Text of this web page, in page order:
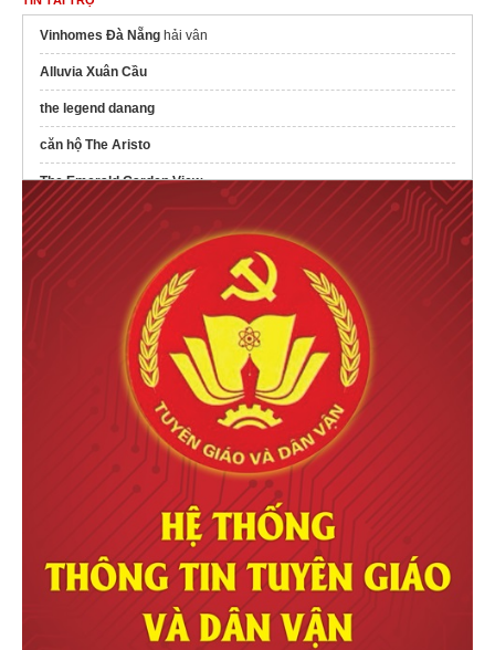
Vinhomes Đà Nẵng hải vân
Alluvia Xuân Cầu
the legend danang
căn hộ The Aristo
The Emerald Garden View
northhanoismartcity.com.vn/
Dự án The Emerald River Park
Vị trí dự án Quậy Complexở đâu
Tổng quan vềLe Parc Place @ParkCity Hanoi tại khu Tây Hà Nội
Serena riverside
Vinhomes Olympicchi tiết